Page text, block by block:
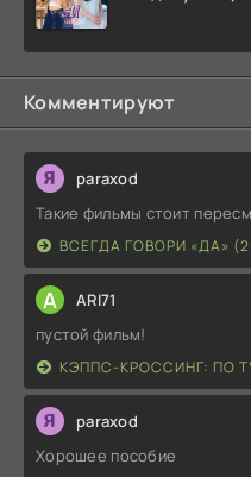
Комментируют
paraxod
Такие фильмы стоит
ВСЕГДА ГОВОРИ «ДА»
A ARI71
пустой фильм!
КЭППС-КРОССИНГ: ПО
paraxod
Хорошее пособие